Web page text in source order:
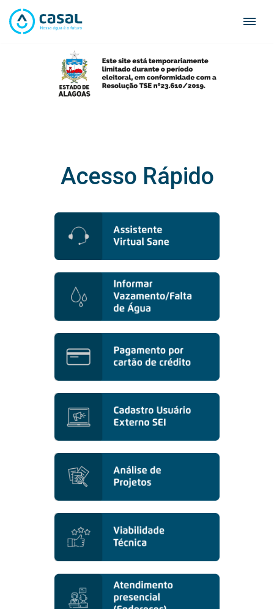
Skip
Acesso Rápido